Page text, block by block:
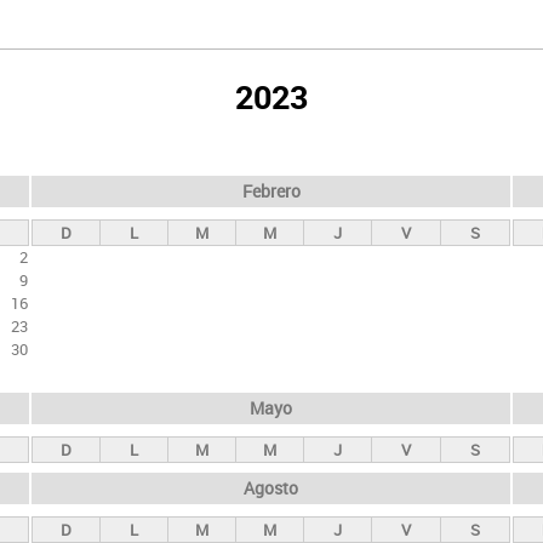
2023
2
9
16
23
30
Febrero
D L M M J V S
Mayo
D L M M J V S
Agosto
D L M M J V S